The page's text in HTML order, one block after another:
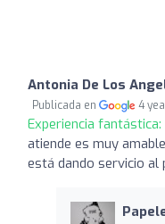
Antonia De Los
Publicada en 4
Experiencia fantástica:
atiende es muy
está dando servicio al